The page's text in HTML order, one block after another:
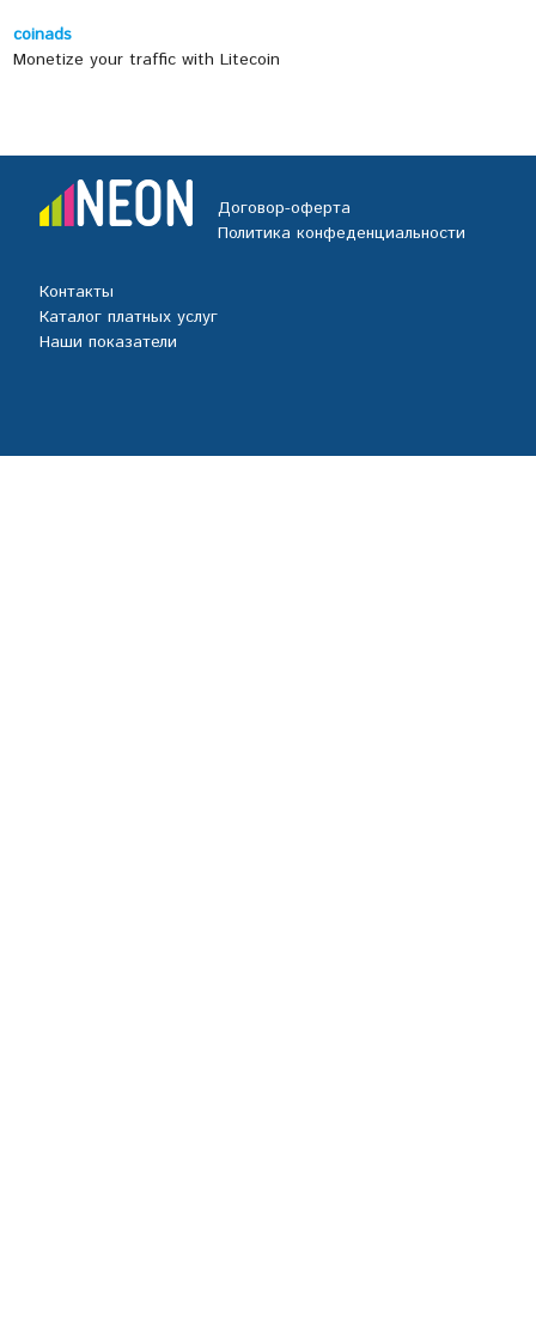
coinads
Monetize your traffic with Litecoin
Договор-оферта
Политика конфеденциальности
Контакты
Каталог платных услуг
Наши показатели